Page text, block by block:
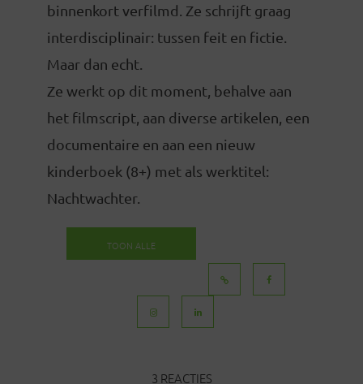
binnenkort verfilmd. Ze schrijft graag
interdisciplinair: tussen feit en fictie.
Maar dan echt.
Ze werkt op dit moment, behalve aan
het filmscript, aan diverse artikelen, een
documentaire en aan een nieuw
kinderboek (8+) met als werktitel:
Nachtwachter.
TOON ALLE
3 REACTIES